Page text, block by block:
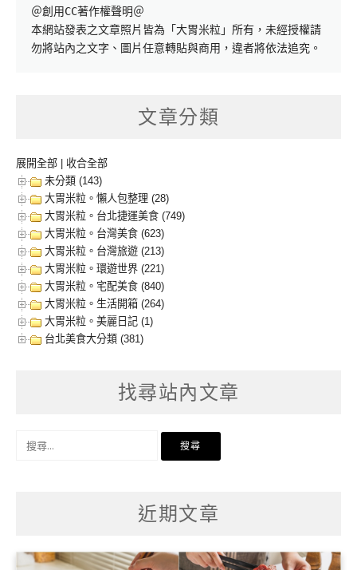
＠創用CC著作權聲明＠
本網站發表之文章照片皆為「大胃米粒」所有，未經授權請
勿將站內之文字、圖片任意轉貼與商用，違者將依法追究。
文章分類
展開全部
收合全部
未分類 (143)
大胃米粒。懶人包整理 (28)
大胃米粒。台北捷運美食 (749)
大胃米粒。台灣美食 (623)
大胃米粒。台灣旅遊 (213)
大胃米粒。環遊世界 (221)
大胃米粒。宅配美食 (840)
大胃米粒。生活開箱 (264)
大胃米粒。美麗日記 (1)
台北美食大分類 (381)
找尋站內文章
近期文章